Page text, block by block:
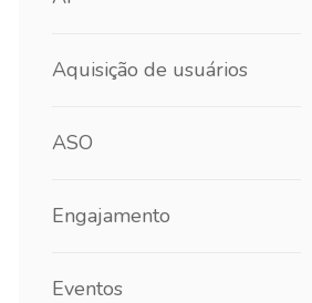
Aquisição de usuários
ASO
Engajamento
Eventos